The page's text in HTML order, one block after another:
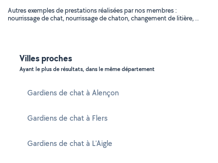
Autres exemples de prestations réalisées par nos membres :
nourrissage de chat, nourrissage de chaton, changement de litière, ..
Villes proches
Ayant le plus de résultats, dans le même département
Gardiens de chat à Alençon
Gardiens de chat à Flers
Gardiens de chat à L'Aigle